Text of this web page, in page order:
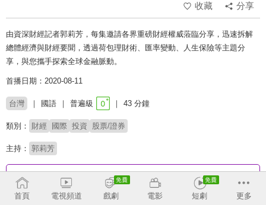
收藏
分享
由資深財經記者郭莉芳，每集邀請各界重磅財經權威蒞臨分享，迅速拆解
總體經濟與財經要聞，透過荷包理財術、匯率變動、人生保險等主題分
享，與您攜手探索全球金融脈動。
首播日期：2020-08-11
台灣 國語 普遍級 43 分鐘
類別： 財經 國際 投資 股票/證券
主持： 郭莉芳
收回
首頁 電視頻道 戲劇 電影 短劇 更多